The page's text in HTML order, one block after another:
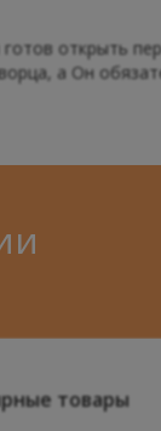
открыть
а Он
товары